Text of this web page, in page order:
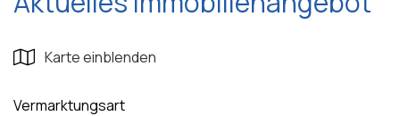
Karte einblenden
Vermarktungsart